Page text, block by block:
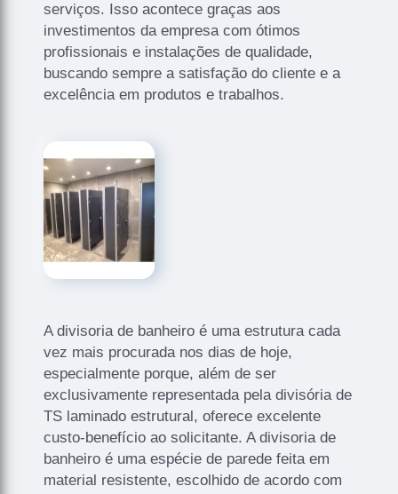
serviços. Isso acontece graças aos
investimentos da empresa com ótimos
profissionais e instalações de qualidade,
buscando sempre a satisfação do cliente e a
excelência em produtos e trabalhos.
A divisoria de banheiro é uma estrutura cada
vez mais procurada nos dias de hoje,
especialmente porque, além de ser
exclusivamente representada pela divisória de
TS laminado estrutural, oferece excelente
custo-benefício ao solicitante. A divisoria de
banheiro é uma espécie de parede feita em
material resistente, escolhido de acordo com